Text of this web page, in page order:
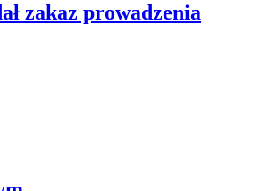
zakaz prowadzenia